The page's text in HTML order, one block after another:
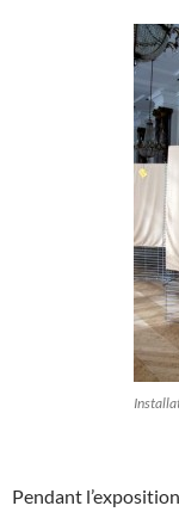
Pendant